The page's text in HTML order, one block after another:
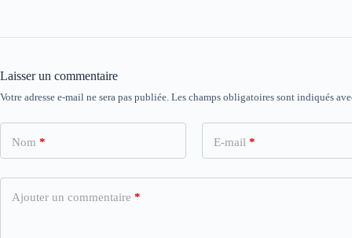
Laisser un commentaire
Votre adresse e-mail ne sera pas publiée. Les champs obligatoires sont indiqués
Nom * E-mail *
Ajouter un commentaire *